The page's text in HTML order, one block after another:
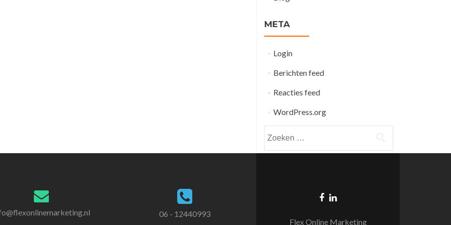
META
Login
Berichten feed
Reacties feed
WordPress.org
naar:
06 - 12440993
Flex Online Marketing